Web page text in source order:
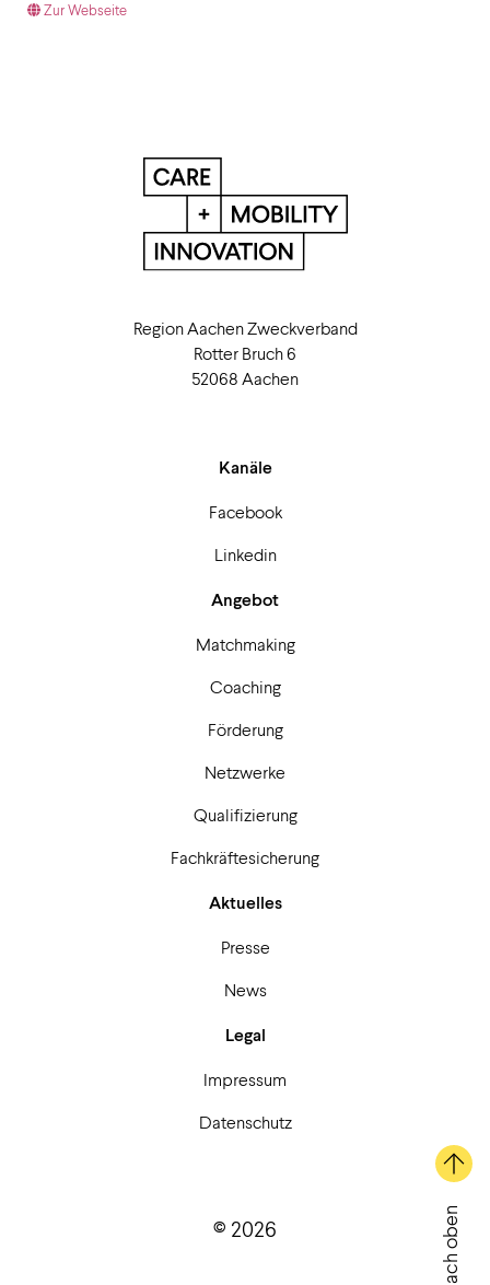
Zur Webseite
Region Aachen Zweckverband
Rotter Bruch 6
52068 Aachen
Kanäle
Facebook
Linkedin
Angebot
Matchmaking
Coaching
Förderung
Netzwerke
Qualifizierung
Fachkräftesicherung
Aktuelles
Presse
News
Legal
Impressum
Datenschutz
Nach oben
© 2026